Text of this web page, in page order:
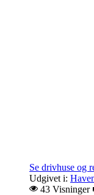
Se drivhuse og
Udgivet i:
43 Visninger